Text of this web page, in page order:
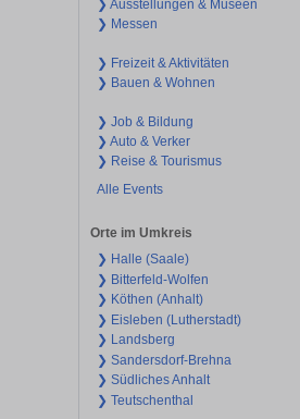
❯ Ausstellungen & Museen
❯ Messen
❯ Freizeit & Aktivitäten
❯ Bauen & Wohnen
❯ Job & Bildung
❯ Auto & Verker
❯ Reise & Tourismus
Alle Events
Orte im Umkreis
❯ Halle (Saale)
❯ Bitterfeld-Wolfen
❯ Köthen (Anhalt)
❯ Eisleben (Lutherstadt)
❯ Landsberg
❯ Sandersdorf-Brehna
❯ Südliches Anhalt
❯ Teutschenthal